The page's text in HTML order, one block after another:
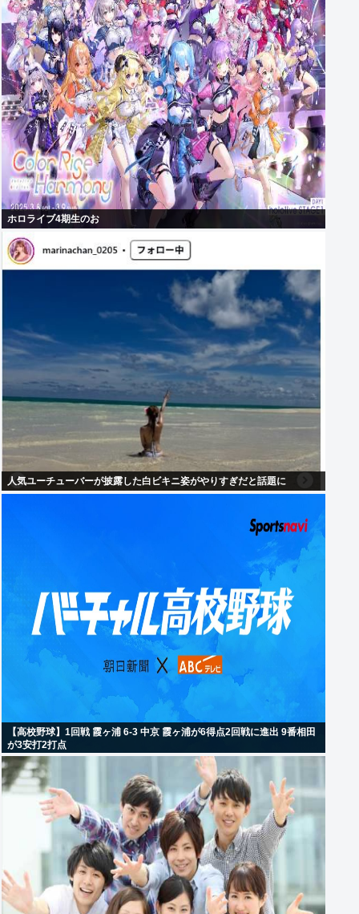
ホロライブ4期生のお
人気ユーチューバーが披露した白ビキニ姿がやりすぎだと話題に
【高校野球】1回戦 霞ヶ浦 6-3 中京 霞ヶ浦が6得点2回戦に進出 9番相田
が3安打2打点